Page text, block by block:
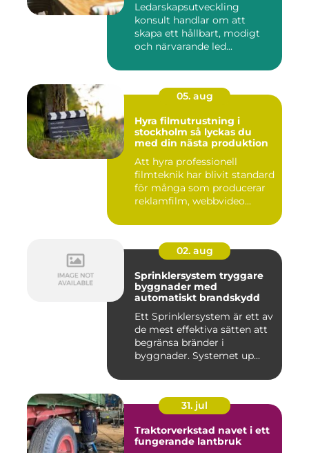
Ledarskapsutveckling
konsult handlar om att
skapa ett hållbart, modigt
och närvarande led...
05. aug
Hyra filmutrustning i
stockholm så lyckas du
med din nästa produktion
Att hyra professionell
filmteknik har blivit standard
för många som producerar
reklamfilm, webbvideo...
02. aug
Sprinklersystem tryggare
byggnader med
automatiskt brandskydd
Ett Sprinklersystem är ett av
de mest effektiva sätten att
begränsa bränder i
byggnader. Systemet up...
31. jul
Traktorverkstad navet i ett
fungerande lantbruk